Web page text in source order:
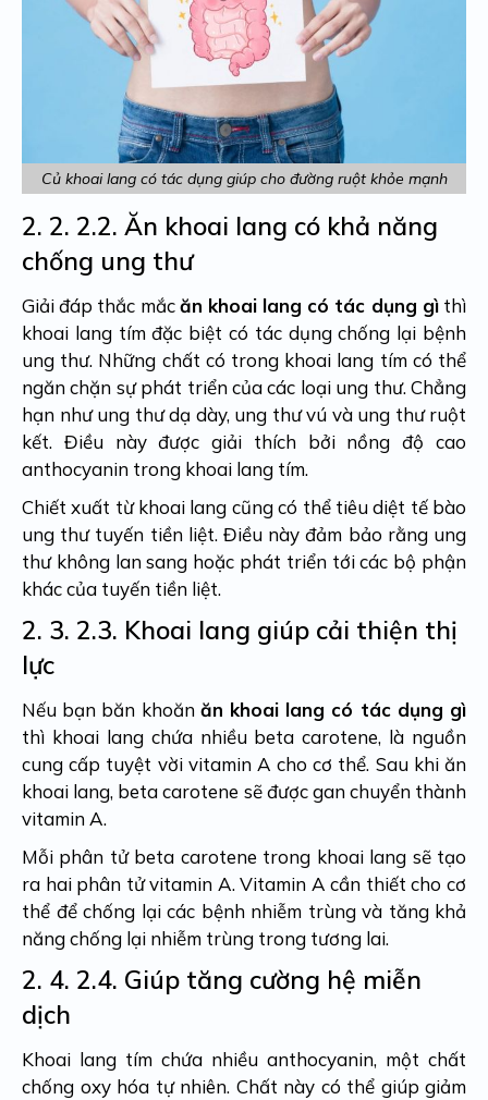
Củ khoai lang có tác dụng giúp cho đường ruột khỏe mạnh
2. 2. 2.2. Ăn khoai lang có khả năng
chống ung thư
Giải đáp thắc mắcăn khoai lang có tác dụng gìthì
khoai lang tím đặc biệt có tác dụng chống lại bệnh
ung thư. Những chất có trong khoai lang tím có thể
ngăn chặn sự phát triển của các loại ung thư. Chẳng
hạn như ung thư dạ dày, ung thư vú và ung thư ruột
kết. Điều này được giải thích bởi nồng độ cao
anthocyanin trong khoai lang tím.
Chiết xuất từ khoai lang cũng có thể tiêu diệt tế bào
ung thư tuyến tiền liệt. Điều này đảm bảo rằng ung
thư không lan sang hoặc phát triển tới các bộ phận
khác của tuyến tiền liệt.
2. 3. 2.3. Khoai lang giúp cải thiện thị
lực
Nếu bạn băn khoăn ăn khoai lang có tác dụng gì
thì khoai lang chứa nhiều beta carotene, là nguồn
cung cấp tuyệt vời vitamin A cho cơ thể. Sau khi ăn
khoai lang, beta carotene sẽ được gan chuyển thành
vitamin A.
Mỗi phân tử beta carotene trong khoai lang sẽ tạo
ra hai phân tử vitamin A. Vitamin A cần thiết cho cơ
thể để chống lại các bệnh nhiễm trùng và tăng khả
năng chống lại nhiễm trùng trong tương lai.
2. 4. 2.4. Giúp tăng cường hệ miễn
dịch
Khoai lang tím chứa nhiều anthocyanin, một chất
chống oxy hóa tự nhiên. Chất này có thể giúp giảm